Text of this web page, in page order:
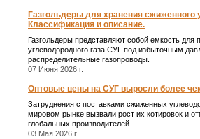
Газгольдеры для хранения сжиженного
Классификация и описание.
Газгольдеры представляют собой емкость для
углеводородного газа СУГ под избыточным
распределительные газопроводы.
07 Июня 2026 г.
Оптовые цены на СУГ выросли более
Затруднения с поставками сжиженных
мировом рынке вызвали рост их котировок и
глобальных производителей.
03 Мая 2026 г.